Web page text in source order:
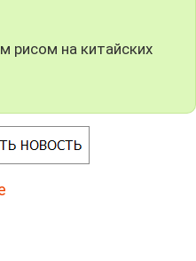
рисом на китайских